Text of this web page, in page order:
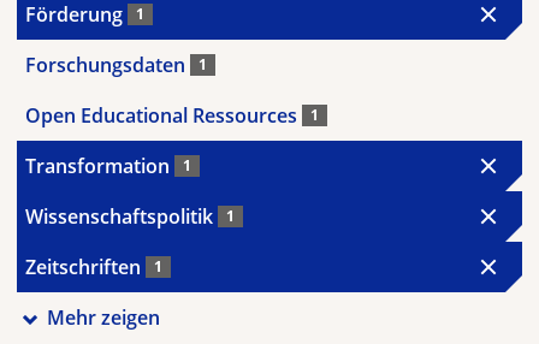
Förderung 1
Forschungsdaten 1
Open Educational Ressources 1
Transformation 1
Wissenschaftspolitik 1
Zeitschriften 1
Mehr zeigen